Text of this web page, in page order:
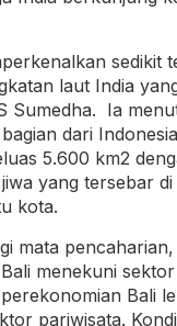
sedikit
laut India
Sumedha. Ia
dari
5.600 km2
yang tersebar di
kota.
mata
menekuni
Bali
pariwisata.